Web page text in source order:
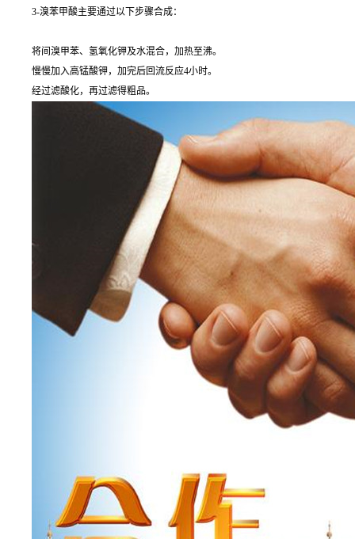
3-溴苯甲酸主要通过以下步骤合成：
将间溴甲苯、氢氧化钾及水混合，加热至沸。
慢慢加入高锰酸钾，加完后回流反应4小时。
经过滤酸化，再过滤得粗品。